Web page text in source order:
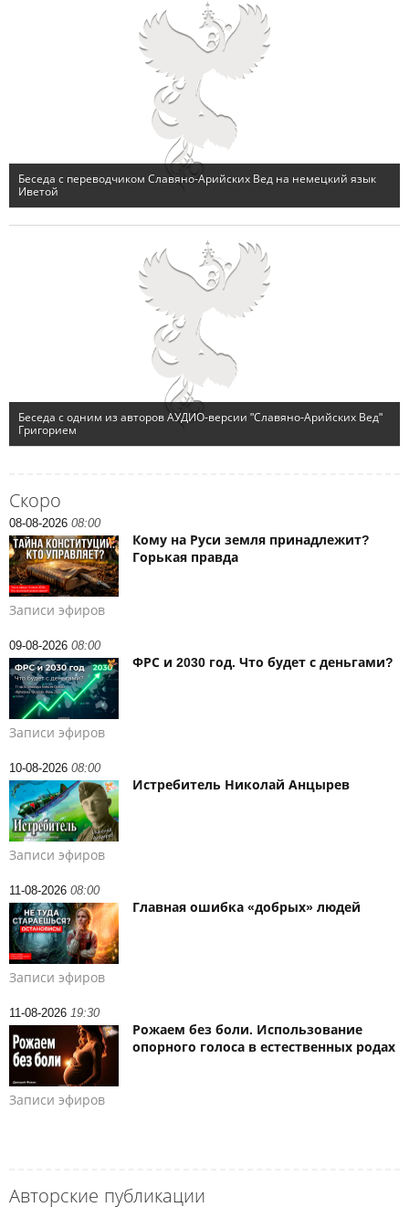
Скоро
08-08-2026 08:00
Кому на Руси земля принадлежит?
Горькая правда
Записи эфиров
09-08-2026 08:00
ФРС и 2030 год. Что будет с деньгами?
Записи эфиров
10-08-2026 08:00
Истребитель Николай Анцырев
Записи эфиров
11-08-2026 08:00
Главная ошибка «добрых» людей
Записи эфиров
11-08-2026 19:30
Рожаем без боли. Использование
опорного голоса в естественных родах
Записи эфиров
Авторские публикации